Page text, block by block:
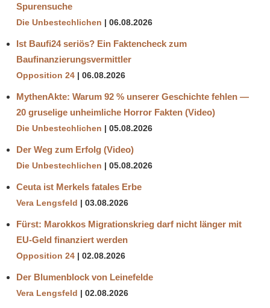
Spurensuche
Die Unbestechlichen 06.08.2026
Ist Baufi24 seriös? Ein Faktencheck zum
Baufinanzierungsvermittler
Opposition 24 06.08.2026
MythenAkte: Warum 92 % unserer Geschichte fehlen —
20 gruselige unheimliche Horror Fakten (Video)
Die Unbestechlichen 05.08.2026
Der Weg zum Erfolg (Video)
Die Unbestechlichen 05.08.2026
Ceuta ist Merkels fatales Erbe
Vera Lengsfeld 03.08.2026
Fürst: Marokkos Migrationskrieg darf nicht länger mit
EU-Geld finanziert werden
Opposition 24 02.08.2026
Der Blumenblock von Leinefelde
Vera Lengsfeld 02.08.2026